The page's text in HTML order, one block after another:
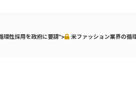
環性採用を政府に要請"> 米ファッション業界の循